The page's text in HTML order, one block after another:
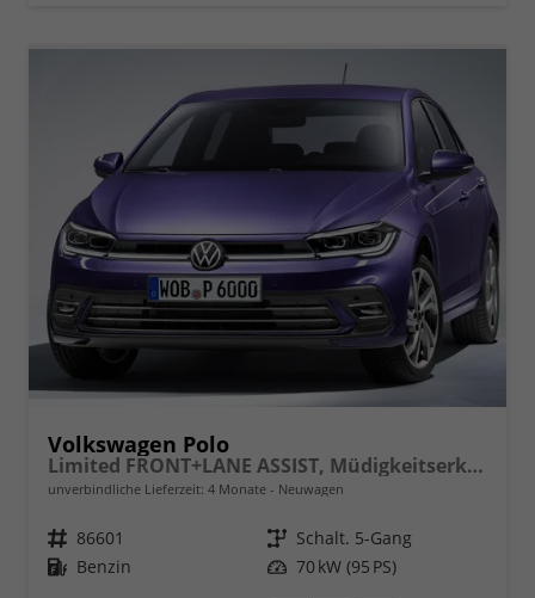
Volkswagen Polo
Limited FRONT+LANE ASSIST, Müdigkeitserkennung, REAR Berganfahrassistent, ISOFIX, eCall, LED, Digital Cockpit, App Connect, CLIMATIC, 15" ALU uvm.
unverbindliche Lieferzeit: 4 Monate Neuwagen
Fahrzeugnr. 86601 Getriebe Schalt. 5-Gang
Kraftstoff Benzin Leistung 70 kW (95 PS)